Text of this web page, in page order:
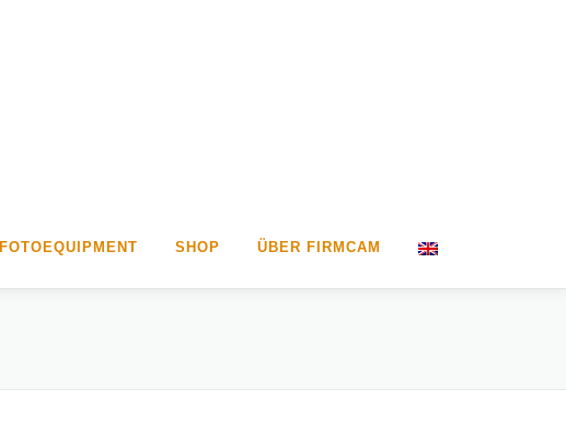
FOTOEQUIPMENT SHOP ÜBER FIRMCAM